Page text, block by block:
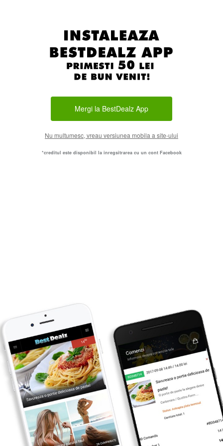
Mergi la BestDealz App
Nu multumesc, vreau versiunea mobila a site-ului
*creditul este disponibil la inregsitrarea cu un cont Facebook
Primesti inapoi 1
CUMPARA